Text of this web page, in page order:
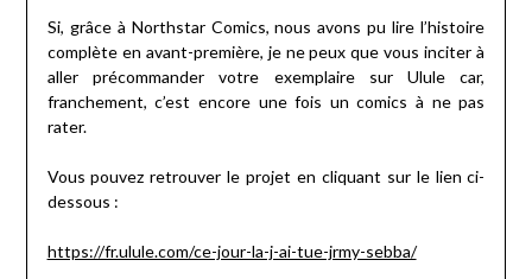
Si, grâce à Northstar Comics, nous avons pu lire l’histoire
complète en avant-première, je ne peux que vous inciter à
aller précommander votre exemplaire sur Ulule car,
franchement, c’est encore une fois un comics à ne pas
rater.
Vous pouvez retrouver le projet en cliquant sur le lien ci-
dessous :
https://fr.ulule.com/ce-jour-la-j-ai-tue-jrmy-sebba/